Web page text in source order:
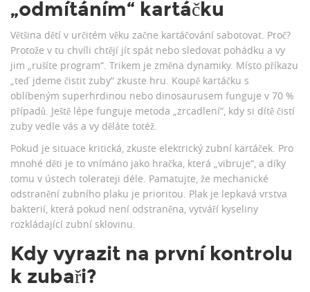
„odmítáním“ kartáčku
Většina dětí v určitém věku začne kartáčování sabotovat. Proč?
Protože v tu chvíli chtějí jít spát nebo sledovat pohádku a vy
jim „rušíte program“. Trikem je změna dynamiky. Místo příkazu
„teď jdeme čistit zuby“ zkuste hru. Koupě kartáčku s
oblíbeným superhrdinou nebo dinosaurusem funguje v 70 %
případů. Ještě lépe funguje metoda „zrcadlení“, kdy si dítě čistí
zuby vedle vás a vy děláte totéž.
Pokud je situace kritická, zkuste elektrický zubní kartáček. Pro
mnohé děti je to vnímáno jako hračka, která „vibruje“, a díky
tomu v ústech tolerateji déle. Pamatujte, že mechanické
odstranění zubního plaku je prioritou. Plak je lepkavá vrstva
bakterií, která pokud není odstraněna, vytváří kyseliny
rozkládající zubní sklovinu.
Kdy vyrazit na první kontrolu
k zubaři?